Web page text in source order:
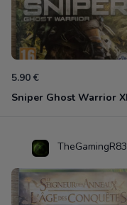
5.90 €
TheGamingR83